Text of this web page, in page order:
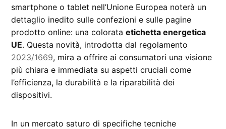
smartphone o tablet nell’Unione Europea noterà un
dettaglio inedito sulle confezioni e sulle pagine
prodotto online: una colorataetichetta energetica
UE. Questa novità, introdotta dal regolamento
2023/1669, mira a offrire ai consumatori una visione
più chiara e immediata su aspetti cruciali come
l’efficienza, la durabilità e la riparabilità dei
dispositivi.
In un mercato saturo di specifiche tecniche